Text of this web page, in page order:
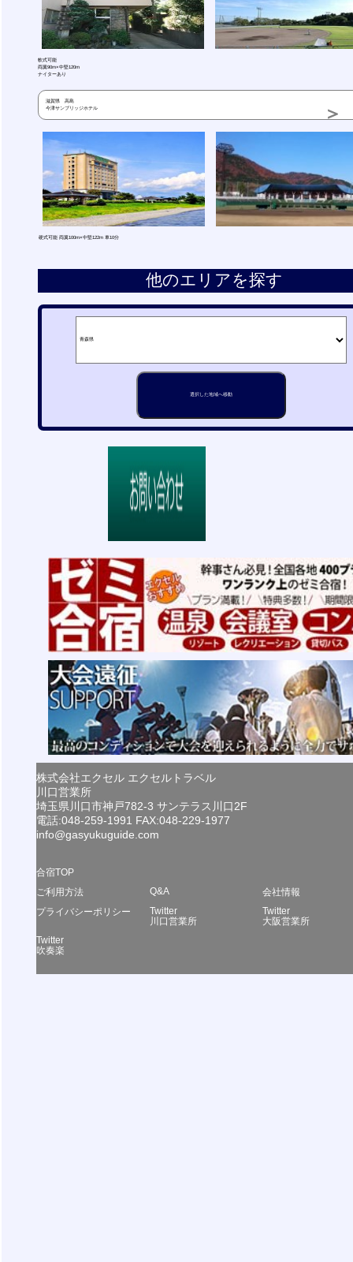
軟式可能
両翼90m×中堅120m
ナイターあり
滋賀県 高島
今津サンブリッジホテル
硬式可能 両翼100m×中堅122m 車10分
他のエリアを探す
株式会社エクセル エクセルトラベル
川口営業所
埼玉県川口市神戸782-3 サンテラス川口2F
電話:048-259-1991 FAX:048-229-1977
info@gasyukuguide.com
合宿TOP
ご利用方法 Q&A 会社情報
プライバシーポリシー
Twitter
川口営業所
Twitter
大阪営業所
Twitter
吹奏楽